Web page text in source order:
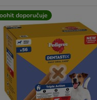
doporučuje